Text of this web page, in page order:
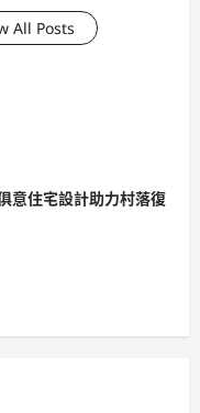
All Posts
意住宅設計助力村落復